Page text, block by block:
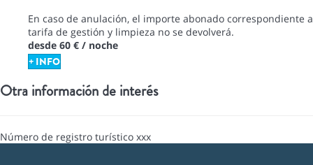
En caso de anulación, el importe abonado correspondiente a
tarifa de gestión y limpieza no se devolverá.
desde 60 € / noche
+ INFO
Otra información de interés
Número de registro turístico xxx